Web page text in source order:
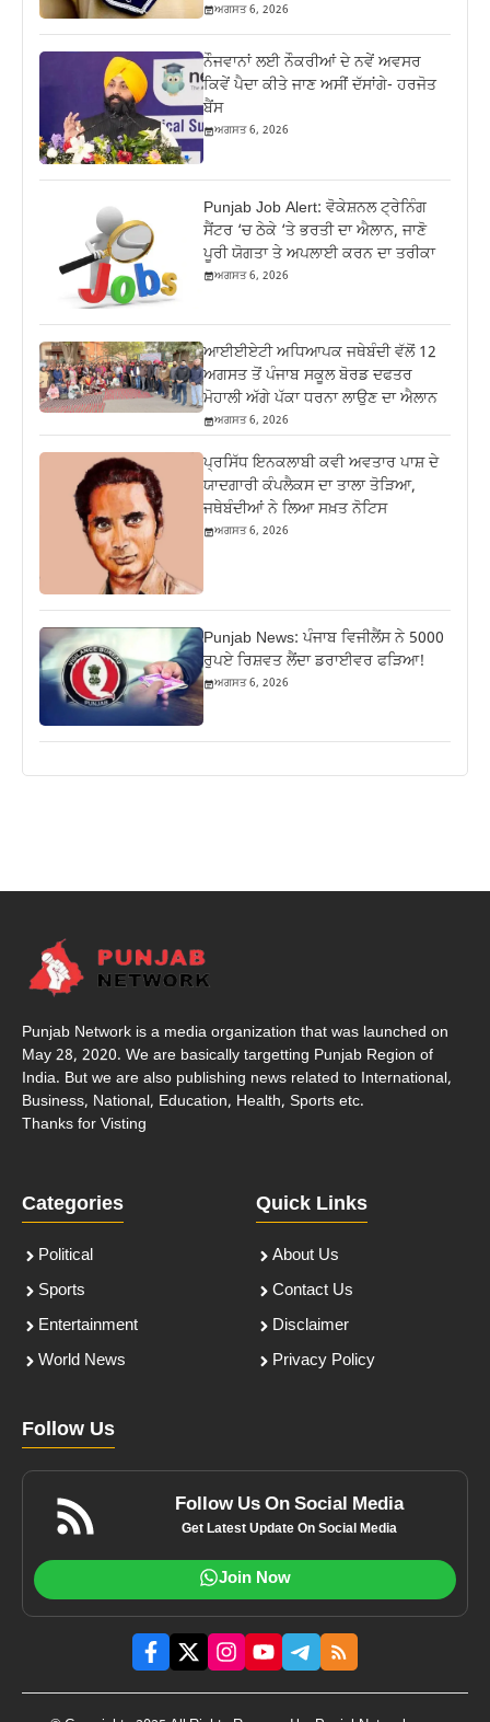
ਅਗਸਤ 6, 2026
ਨੌਜਵਾਨਾਂ ਲਈ ਨੌਕਰੀਆਂ ਦੇ ਨਵੇਂ ਅਵਸਰ
ਕਿਵੇਂ ਪੈਦਾ ਕੀਤੇ ਜਾਣ ਅਸੀਂ ਦੱਸਾਂਗੇ- ਹਰਜੋਤ
ਬੈਂਸ
ਅਗਸਤ 6, 2026
Punjab Job Alert: ਵੋਕੇਸ਼ਨਲ ਟ੍ਰੇਨਿੰਗ
ਸੈਂਟਰ ‘ਚ ਠੇਕੇ ‘ਤੇ ਭਰਤੀ ਦਾ ਐਲਾਨ, ਜਾਣੋ
ਪੂਰੀ ਯੋਗਤਾ ਤੇ ਅਪਲਾਈ ਕਰਨ ਦਾ ਤਰੀਕਾ
ਅਗਸਤ 6, 2026
ਆਈਈਏਟੀ ਅਧਿਆਪਕ ਜਥੇਬੰਦੀ ਵੱਲੋਂ 12
ਅਗਸਤ ਤੋਂ ਪੰਜਾਬ ਸਕੂਲ ਬੋਰਡ ਦਫਤਰ
ਮੋਹਾਲੀ ਅੱਗੇ ਪੱਕਾ ਧਰਨਾ ਲਾਉਣ ਦਾ ਐਲਾਨ
ਅਗਸਤ 6, 2026
ਪ੍ਰਸਿੱਧ ਇਨਕਲਾਬੀ ਕਵੀ ਅਵਤਾਰ ਪਾਸ਼ ਦੇ
ਯਾਦਗਾਰੀ ਕੰਪਲੈਕਸ ਦਾ ਤਾਲਾ ਤੋੜਿਆ,
ਜਥੇਬੰਦੀਆਂ ਨੇ ਲਿਆ ਸਖ਼ਤ ਨੋਟਿਸ
ਅਗਸਤ 6, 2026
Punjab News: ਪੰਜਾਬ ਵਿਜੀਲੈਂਸ ਨੇ 5000
ਰੁਪਏ ਰਿਸ਼ਵਤ ਲੈਂਦਾ ਡਰਾਈਵਰ ਫੜਿਆ!
ਅਗਸਤ 6, 2026
Punjab Network is a media organization that was launched on
May 28, 2020. We are basically targetting Punjab Region of
India. But we are also publishing news related to International,
Business, National, Education, Health, Sports etc.
Thanks for Visting
Categories
Political
Sports
Entertainment
World News
Quick Links
About Us
Contact Us
Disclaimer
Privacy Policy
Follow Us
Follow Us On Social Media
Get Latest Update On Social Media
Join Now